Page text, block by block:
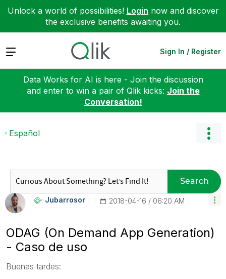
Unlock a world of possibilities! Login now and discover
the exclusive benefits awaiting you.
Expand Sign In / Register
Data Works for AI is here - Join the discussion
and enter to win a pair of Qlik kicks: Join the
Conversation!
Español
Search
Jubarrosor ‎2018-04-16 06:20 AM
ODAG (On Demand App Generation)
- Caso de uso
Buenas tardes: